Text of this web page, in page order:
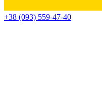
+38 (093) 559-47-40